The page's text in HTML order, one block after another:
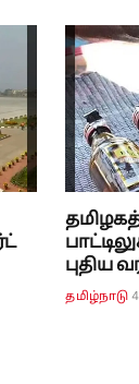
புதிய
தமிழ்நாடு